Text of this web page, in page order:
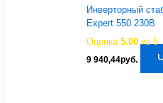
Инверторный
Expert 550 230В
Оценка5.00 из 5
9 940,44руб.